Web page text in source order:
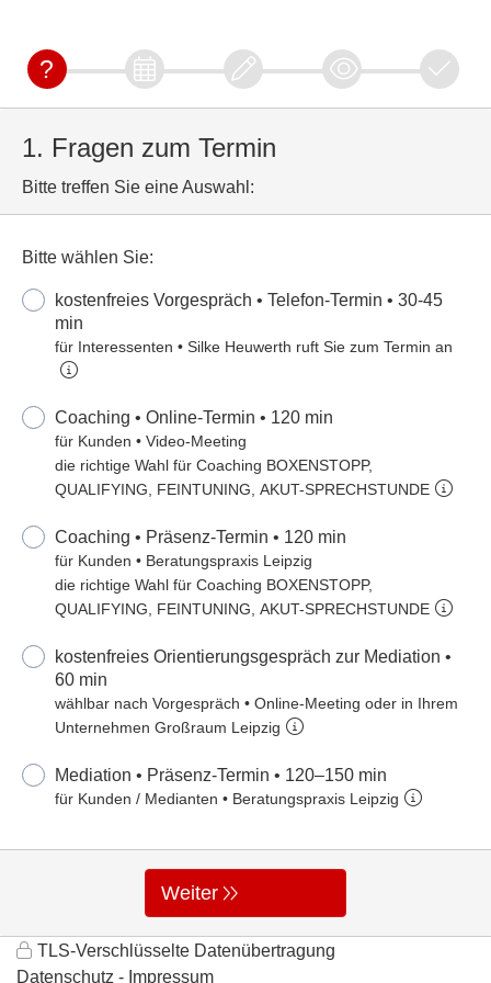
1. Fragen zum Termin
Bitte treffen Sie eine Auswahl:
Bitte wählen Sie:
kostenfreies Vorgespräch • Telefon-Termin • 30-45
min
für Interessenten • Silke Heuwerth ruft Sie zum Termin an
Coaching • Online-Termin • 120 min
für Kunden • Video-Meeting
die richtige Wahl für Coaching BOXENSTOPP,
QUALIFYING, FEINTUNING, AKUT-SPRECHSTUNDE
Coaching • Präsenz-Termin • 120 min
für Kunden • Beratungspraxis Leipzig
die richtige Wahl für Coaching BOXENSTOPP,
QUALIFYING, FEINTUNING, AKUT-SPRECHSTUNDE
kostenfreies Orientierungsgespräch zur Mediation •
60 min
wählbar nach Vorgespräch • Online-Meeting oder in Ihrem
Unternehmen Großraum Leipzig
Mediation • Präsenz-Termin • 120–150 min
für Kunden / Medianten • Beratungspraxis Leipzig
Weiter
TLS-Verschlüsselte Datenübertragung
Datenschutz
Impressum